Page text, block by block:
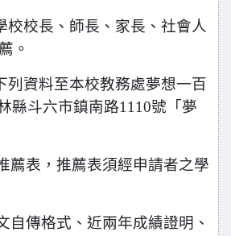
校校長、師長、家長、社會人
薦。
列資料至本校教務處夢想一百
縣斗六市鎮南路1110號「夢
薦表，推薦表須經申請者之學
自傳格式、近兩年成績證明、